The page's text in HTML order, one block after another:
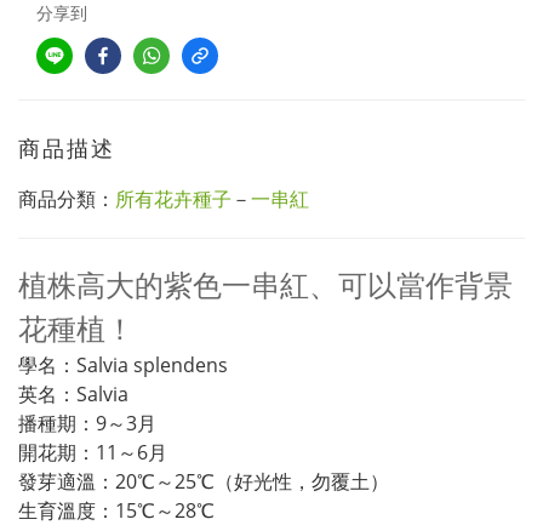
分享到
商品描述
商品分類： 所有花卉種子 －一串紅
植株高大的紫色一串紅、可以當作背景
花種植！
學名：Salvia splendens
英名：Salvia
播種期：9～3月
開花期：11～6月
發芽適溫：20℃～25℃（好光性，勿覆土）
生育溫度：15℃～28℃